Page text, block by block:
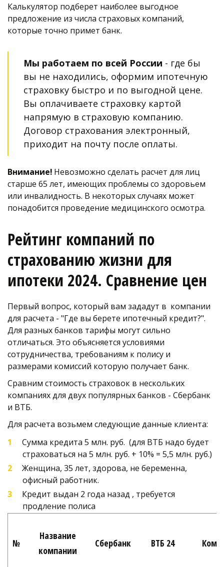
Калькулятор подберет наиболее выгодное
предложение из числа страховых компаний,
которые точно примет банк.
Мы работаем по всей России - где бы
вы не находились, оформим ипотечную
страховку быстро и по выгодной цене.
Вы оплачиваете страховку картой
напрямую в страховую компанию.
Договор страхования электронный,
приходит на почту после оплаты.
Внимание! Невозможно сделать расчет для лиц
старше 65 лет, имеющих проблемы со здоровьем
или инвалидность. В некоторых случаях может
понадобится проведение медицинского осмотра.
Рейтинг компаний по
страхованию жизни для
ипотеки 2024. Сравнение цен
Первый вопрос, который вам зададут в  компании
для расчета - "Где вы берете ипотечный кредит?".
Для разных банков тарифы могут сильно
отличаться. Это объясняется условиями
сотрудничества, требованиям к полису и
размерами комиссий которую получает банк.
Сравним стоимость страховок в нескольких
компаниях для двух популярных банков - Сбербанк
и ВТБ.
Для расчета возьмем следующие данные клиента:
Сумма кредита 5 млн. руб.  (для ВТБ надо будет
страховаться на 5 млн. руб. + 10% = 5,5 млн. руб.)
Женщина, 35 лет, здорова, не беременна,
офисный работник.
Кредит выдан 2 года назад , требуется
продление полиса
№
Название
компании
Сбербанк ВТБ 24